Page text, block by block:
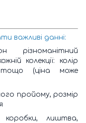
важливі данні:
різноманітний
колекції: колір
(ціна може
пройому, розмір
лиштва,